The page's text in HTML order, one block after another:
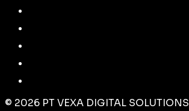
© 2026 PT VEXA DIGITAL SOLUTIONS